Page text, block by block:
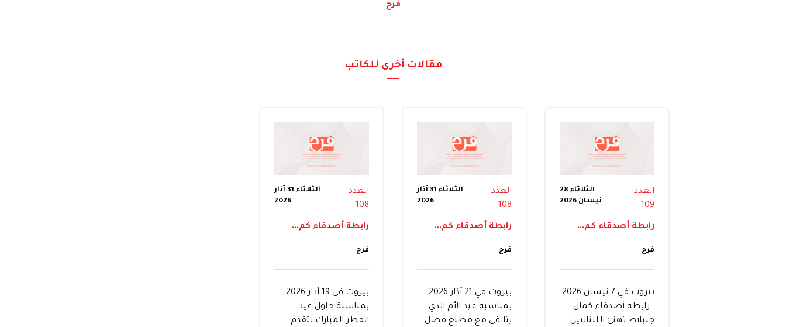
فرح
مقالات أخرى للكاتب
العدد
109
الثلاثاء 28
نيسان 2026
رابطة أصدقاء كم...
فرح
بيروت في 7 نيسان 2026
رابطة أصدقاء كمال
جنبلاط تهنئ اللبنانيين
العدد
108
الثلاثاء 31 آذار
2026
رابطة أصدقاء كم...
فرح
بمناسبة عيد الأم الذي
يتلاقى مع مطلع فصل
العدد
108
الثلاثاء 31 آذار
2026
رابطة أصدقاء كم...
فرح
بمناسبة حلول عيد
الفطر المبارك تتقدم